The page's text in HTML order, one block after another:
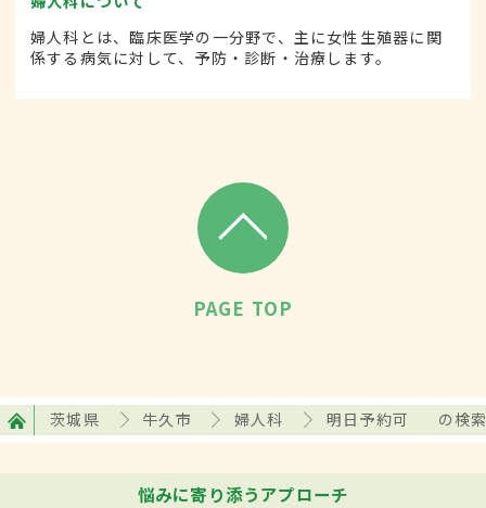
婦人科とは、臨床医学の一分野で、主に女性生殖器に関
係する病気に対して、予防・診断・治療します。
PAGE TOP
茨城県 牛久市 婦人科 明日予約可 の検
悩みに寄り添うアプローチ